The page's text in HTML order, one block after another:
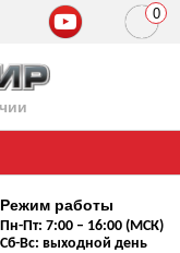
Режим работы
Пн-Пт: 7:00 – 16:00 (МСК)
Сб-Вс: выходной день
0